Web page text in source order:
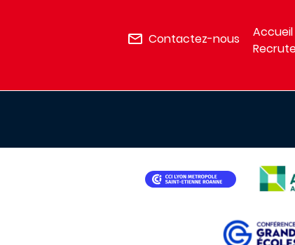
Contactez-nous
Accueil
IMAGE
IMAGE